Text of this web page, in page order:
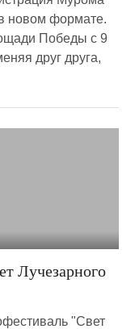
новом формате.
Победы с 9
друг друга,
Лучезарного
"Свет